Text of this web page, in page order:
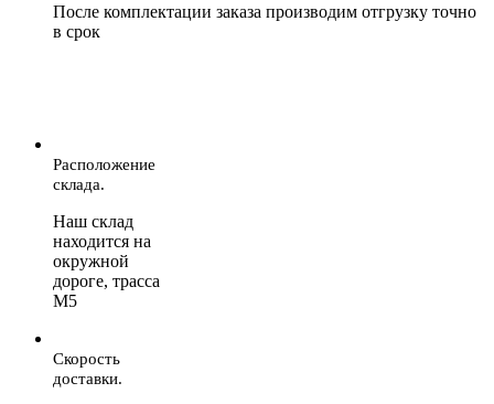
После комплектации заказа производим отгрузку точно
в срок
Расположение
склада.
Наш склад
находится на
окружной
дороге, трасса
М5
Скорость
доставки.